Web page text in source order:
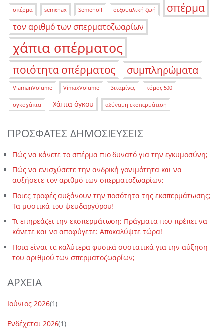
σπέρμα semenax Semenoll σεξουαλική ζωή σπέρμα
τον αριθμό των σπερματοζωαρίων
χάπια σπέρματος
ποιότητα σπέρματος συμπληρώματα
ViamanVolume VimaxVolume βιταμίνες τόμος 500
ογκοχάπια Χάπια όγκου αδύναμη εκσπερμάτιση
ΠΡΌΣΦΑΤΕΣ ΔΗΜΟΣΙΕΎΣΕΙΣ
Πώς να κάνετε το σπέρμα πιο δυνατό για την εγκυμοσύνη;
Πώς να ενισχύσετε την ανδρική γονιμότητα και να
αυξήσετε τον αριθμό των σπερματοζωαρίων;
Ποιες τροφές αυξάνουν την ποσότητα της εκσπερμάτωσης;
Τα μυστικά του ψευδαργύρου!
Τι επηρεάζει την εκσπερμάτωση; Πράγματα που πρέπει να
κάνετε και να αποφύγετε: Αποκαλύψτε τώρα!
Ποια είναι τα καλύτερα φυσικά συστατικά για την αύξηση
του αριθμού των σπερματοζωαρίων;
ΑΡΧΕΊΑ
Ιούνιος 2026(1)
Ενδέχεται 2026(1)